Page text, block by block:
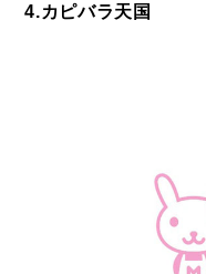
4.カピバラ天国